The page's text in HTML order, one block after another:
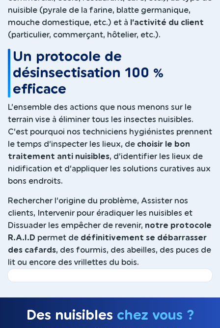
nuisible (pyrale de la farine, blatte germanique,
mouche domestique, etc.) et à
l’activité du client
(particulier, commerçant, hôtelier, etc.).
Un protocole de
désinsectisation 100 %
efficace
L’ensemble des actions que nous menons sur le
terrain vise à éliminer tous les insectes nuisibles.
C’est pourquoi nos techniciens hygiénistes prennent
le temps d’inspecter les lieux, de choisir le bon
traitement anti nuisibles, d’identifier les lieux de
nidification et d’appliquer les solutions curatives aux
bons endroits.
Rechercher l’origine du problème, Assister nos
clients, Intervenir pour éradiquer les nuisibles et
Dissuader les empêcher de revenir, notre protocole
R.A.I.D permet de définitivement se débarrasser
des cafards, des fourmis, des abeilles, des puces de
lit ou encore des vrillettes du bois.
Des nuisibles chez vous ?